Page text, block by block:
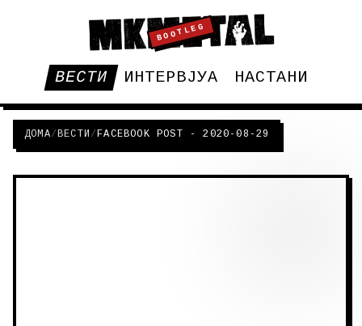
BOOTLEG
ВЕСТИ ИНТЕРВЈУА НАСТАНИ
ДОМА/ВЕСТИ /FACEBOOK POST - 2020-08-29